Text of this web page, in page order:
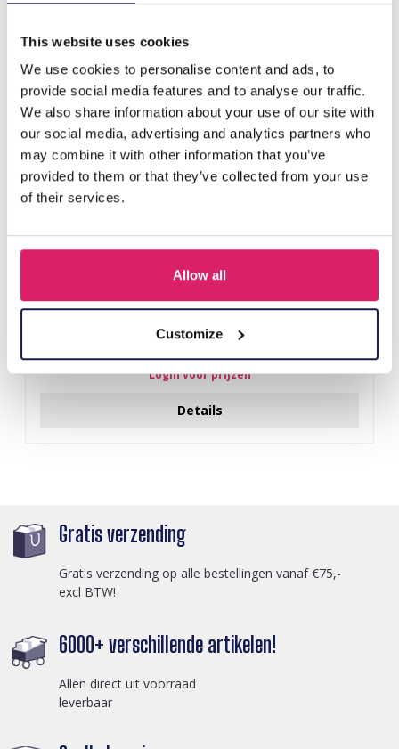
This website uses cookies
We use cookies to personalise content and ads, to
provide social media features and to analyse our traffic.
We also share information about your use of our site with
our social media, advertising and analytics partners who
may combine it with other information that you’ve
provided to them or that they’ve collected from your use
of their services.
Allow all
Customize
Anderen kochten ook
J-C4.3 N301-038G S. Steel Necklaces 39-44cm - 6pcs
Login voor prijzen
Details
Gratis verzending
Gratis verzending op alle bestellingen vanaf €75,-
excl BTW!
6000+ verschillende artikelen!
Allen direct uit voorraad
leverbaar